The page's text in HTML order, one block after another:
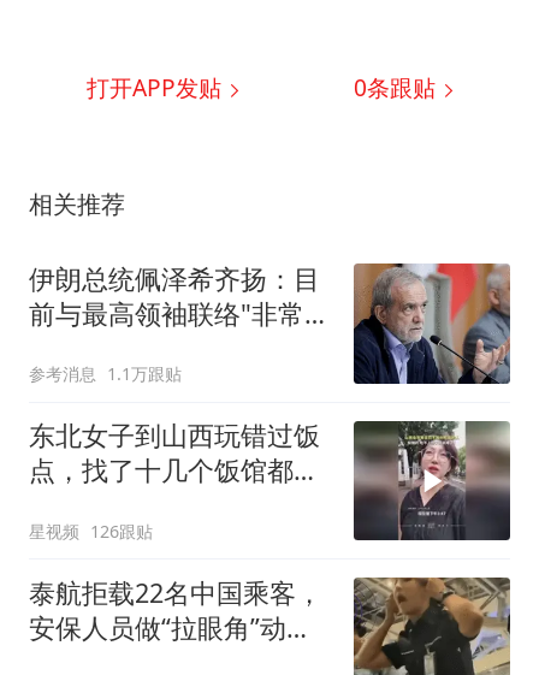
打开APP发贴 0条跟贴
相关推荐
伊朗总统佩泽希齐扬：目
前与最高领袖联络"非常困
参考消息 1.1万跟贴
东北女子到山西玩错过饭
点，找了十几个饭馆都没
星视频 126跟贴
泰航拒载22名中国乘客，
安保人员做“拉眼角”动